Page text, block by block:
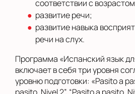
соответствии с
развитие речи;
развитие навыка
речи на слух.
Программа «Испанский язык
включает в себя три уровня
уровню подготовки: «Pasito a